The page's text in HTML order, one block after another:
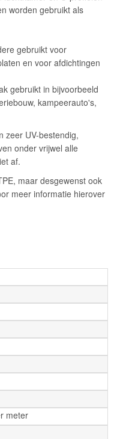
worden gebruikt als
gebruikt voor
en voor afdichtingen
gebruikt in bijvoorbeeld
kampeerauto's,
zeer UV-bestendig,
onder vrijwel alle
af.
maar desgewenst ook
meer informatie hierover
meter